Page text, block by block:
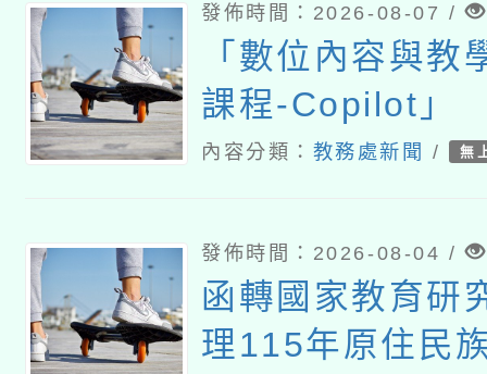
發佈時間：2026-08-07 /
「數位內容與教
課程-Copilot」
內容分類： 教務處新聞 / 無
發佈時間：2026-08-04 /
函轉國家教育研
理115年原住民